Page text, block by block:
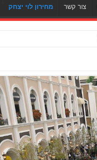
צור קשר מחירון לוי יצחק